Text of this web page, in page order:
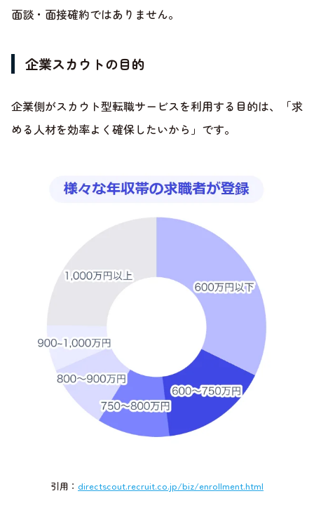
面談・面接確約ではありません。
企業スカウトの目的
企業側がスカウト型転職サービスを利用する目的は、「求
める人材を効率よく確保したいから」です。
引用： directscout.recruit.co.jp/biz/enrollment.html